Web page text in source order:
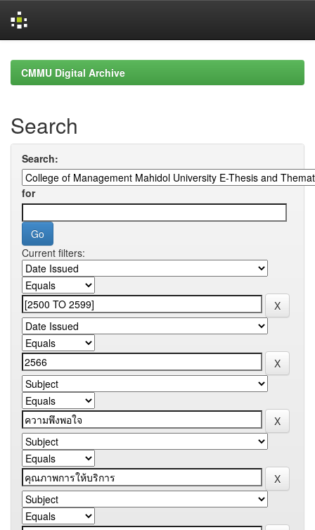
navigationCMMU Digital Archive
Search
Search:
for
Current filters: